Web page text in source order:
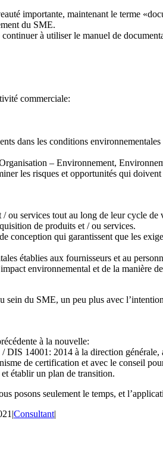
importante, maintenant le terme
du SME.
à utiliser le manuel de
commerciale:
dans les conditions
– Environnement,
les risques et opportunités qui doivent
ou services tout au long de leur cycle de
de produits et / ou services.
conception qui garantissent que les
établies aux fournisseurs et au
environnemental et de la manière
sein du SME, un peu plus avec
à la nouvelle:
DIS 14001: 2014 à la direction
de certification et avec le conseil
établir un plan de transition.
posons seulement le temps, et
|Consultant|